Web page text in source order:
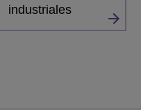
industriales